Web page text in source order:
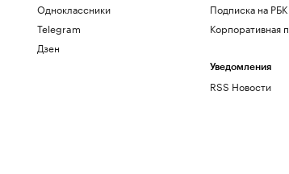
Одноклассники
Telegram
Дзен
Подписка на РБК
Корпоративная
Уведомления
RSS Новости